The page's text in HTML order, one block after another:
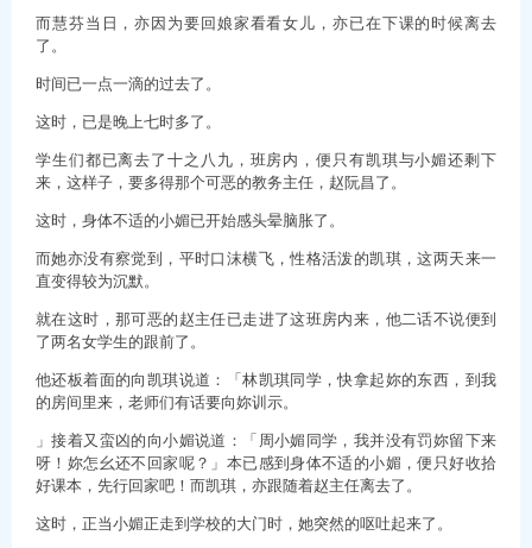
而慧芬当日，亦因为要回娘家看看女儿，亦已在下课的时候离去
了。
时间已一点一滴的过去了。
这时，已是晚上七时多了。
学生们都已离去了十之八九，班房内，便只有凯琪与小媚还剩下
来，这样子，要多得那个可恶的教务主任，赵阮昌了。
这时，身体不适的小媚已开始感头晕脑胀了。
而她亦没有察觉到，平时口沫横飞，性格活泼的凯琪，这两天来一
直变得较为沉默。
就在这时，那可恶的赵主任已走进了这班房内来，他二话不说便到
了两名女学生的跟前了。
他还板着面的向凯琪说道：「林凯琪同学，快拿起妳的东西，到我
的房间里来，老师们有话要向妳训示。
」接着又蛮凶的向小媚说道：「周小媚同学，我并没有罚妳留下来
呀！妳怎幺还不回家呢？」本已感到身体不适的小媚，便只好收拾
好课本，先行回家吧！而凯琪，亦跟随着赵主任离去了。
这时，正当小媚正走到学校的大门时，她突然的呕吐起来了。